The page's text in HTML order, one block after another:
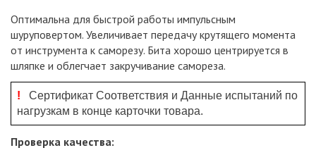
Оптимальна для быстрой работы импульсным
шуруповертом. Увеличивает передачу крутящего момента
от инструмента к саморезу. Бита хорошо центрируется в
шляпке и облегчает закручивание самореза.
!
Сертификат Соответствия и Данные испытаний по
нагрузкам в конце карточки товара.
Проверка качества: